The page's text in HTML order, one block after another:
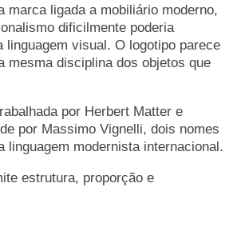
marca ligada a mobiliário moderno,
dificilmente poderia
linguagem visual. O logotipo parece
mesma disciplina dos objetos que
por Herbert Matter e
por Massimo Vignelli, dois nomes
linguagem modernista internacional.
estrutura, proporção e